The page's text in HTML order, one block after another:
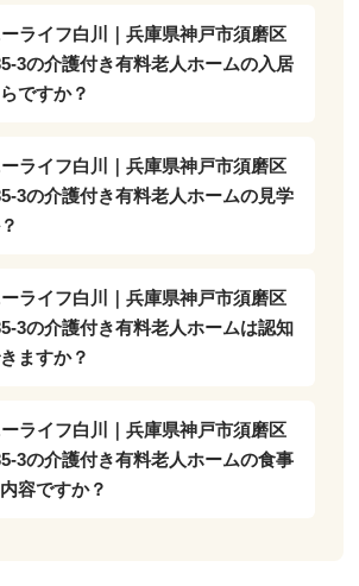
ライフ白川｜兵庫県神戸市須磨区
3の介護付き有料老人ホームの入居
ですか？
ライフ白川｜兵庫県神戸市須磨区
3の介護付き有料老人ホームの見学
ライフ白川｜兵庫県神戸市須磨区
3の介護付き有料老人ホームは認知
ますか？
ライフ白川｜兵庫県神戸市須磨区
3の介護付き有料老人ホームの食事
容ですか？